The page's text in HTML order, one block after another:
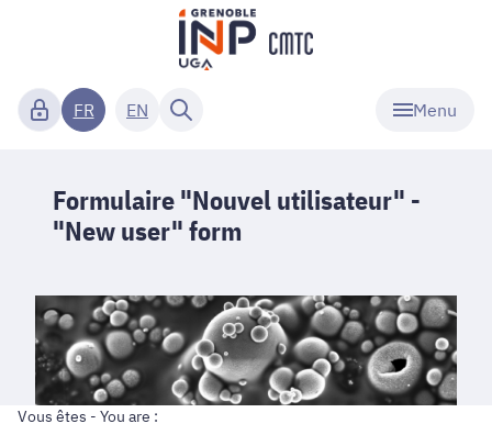
Menu
FR EN
Formulaire "Nouvel utilisateur" -
"New user" form
Vous êtes - You are :